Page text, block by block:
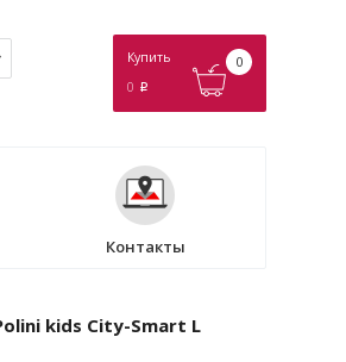
Купить
0 p
0
Контакты
kids City-Smart L